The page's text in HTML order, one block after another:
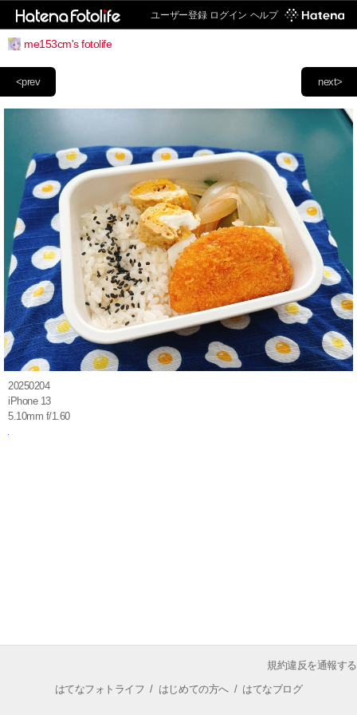
ユーザー登録 ログイン ヘルプ
me153cm's fotolife
next>
<prev
20250204
iPhone 13
5.10mm f/1.60
規約違反を通報する
はてなフォトライフ / はじめての方へ/ はてなブログ